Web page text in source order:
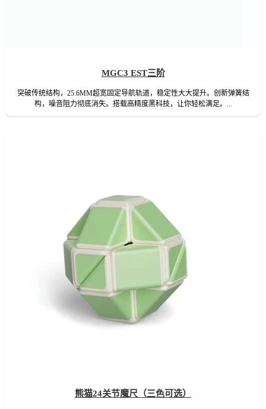
MGC3 EST三阶
突破传统结构，25.6MM超宽固定导航轨道，稳定性大大提升。创新弹簧结
构，噪音阻力彻底消失。搭载高精度黑科技，让你轻松满足。...
熊猫24关节魔尺（三色可选）